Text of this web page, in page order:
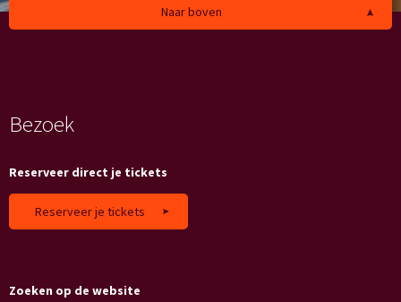
Naar boven
Bezoek
Reserveer direct je tickets
Reserveer je tickets
Zoeken op de website